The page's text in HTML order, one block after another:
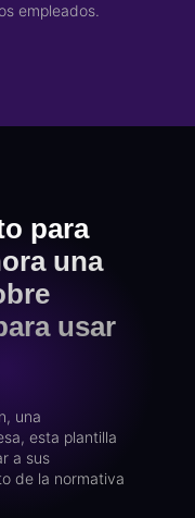
empleados.
para
una
usar
una
esta plantilla
a sus
de la normativa